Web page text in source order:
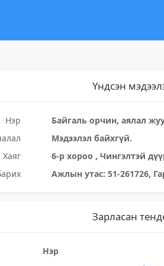
Үндсэн
Нэр
Байгаль орчин, аялал
Мэдээлэл байхгүй.
Хаяг
6-р хороо , Чингэлтэй
Ажлын утас: 51-261726,
Зарласан
Нэр